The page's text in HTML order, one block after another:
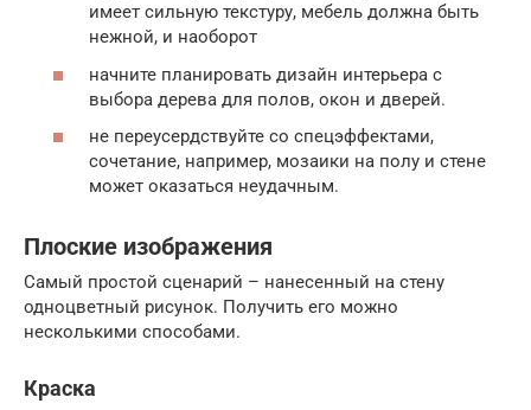
имеет сильную текстуру, мебель должна быть
нежной, и наоборот
начните планировать дизайн интерьера с
выбора дерева для полов, окон и дверей.
не переусердствуйте со спецэффектами,
сочетание, например, мозаики на полу и стене
может оказаться неудачным.
Плоские изображения
Самый простой сценарий – нанесенный на стену
одноцветный рисунок. Получить его можно
несколькими способами.
Краска